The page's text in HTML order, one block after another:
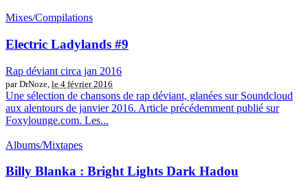
Mixes/Compilations
Electric Ladylands #9
Rap déviant circa jan 2016
par DrNoze, le 4 février 2016
Une sélection de chansons de rap déviant, glanées sur Soundcloud
aux alentours de janvier 2016. Article précédemment publié sur
Foxylounge.com. Les...
Albums/Mixtapes
Billy Blanka : Bright Lights Dark Hadou